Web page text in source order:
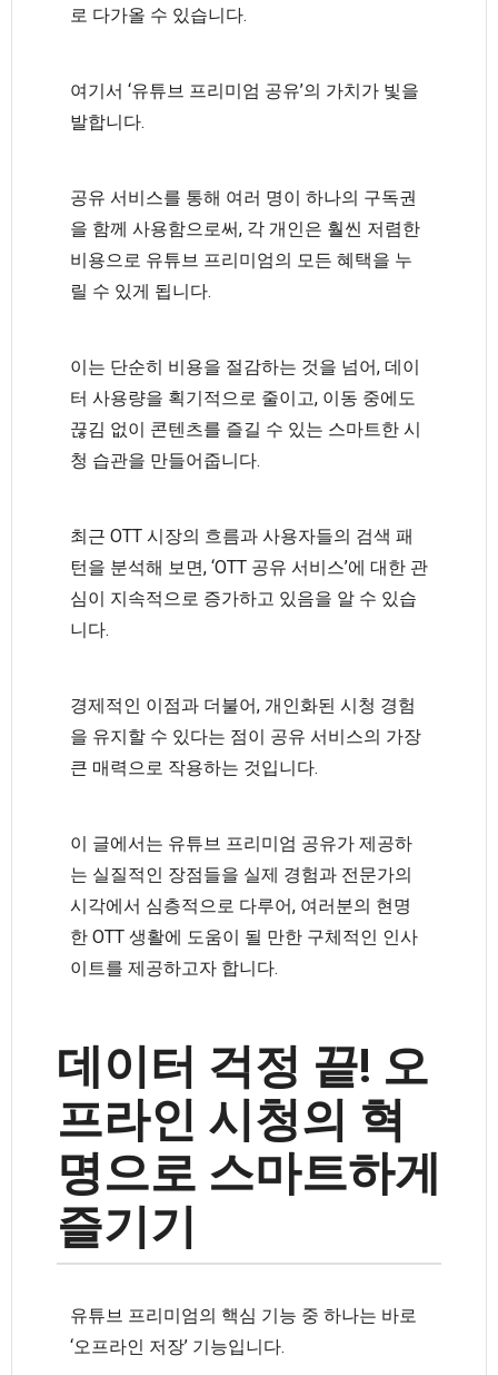
로 다가올 수 있습니다.
여기서 ‘유튜브 프리미엄 공유’의 가치가 빛을
발합니다.
공유 서비스를 통해 여러 명이 하나의 구독권
을 함께 사용함으로써, 각 개인은 훨씬 저렴한
비용으로 유튜브 프리미엄의 모든 혜택을 누
릴 수 있게 됩니다.
이는 단순히 비용을 절감하는 것을 넘어, 데이
터 사용량을 획기적으로 줄이고, 이동 중에도
끊김 없이 콘텐츠를 즐길 수 있는 스마트한 시
청 습관을 만들어줍니다.
최근 OTT 시장의 흐름과 사용자들의 검색 패
턴을 분석해 보면, ‘OTT 공유 서비스’에 대한 관
심이 지속적으로 증가하고 있음을 알 수 있습
니다.
경제적인 이점과 더불어, 개인화된 시청 경험
을 유지할 수 있다는 점이 공유 서비스의 가장
큰 매력으로 작용하는 것입니다.
이 글에서는 유튜브 프리미엄 공유가 제공하
는 실질적인 장점들을 실제 경험과 전문가의
시각에서 심층적으로 다루어, 여러분의 현명
한 OTT 생활에 도움이 될 만한 구체적인 인사
이트를 제공하고자 합니다.
데이터 걱정 끝! 오
프라인 시청의 혁
명으로 스마트하게
즐기기
유튜브 프리미엄의 핵심 기능 중 하나는 바로
‘오프라인 저장’ 기능입니다.